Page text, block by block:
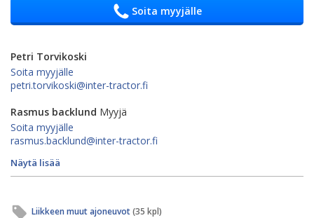
Soita myyjälle
Petri Torvikoski
Soita myyjälle
petri.torvikoski@inter-tractor.fi
Rasmus backlund Myyjä
Soita myyjälle
rasmus.backlund@inter-tractor.fi
Näytä lisää
Liikkeen muut ajoneuvot(35 kpl)